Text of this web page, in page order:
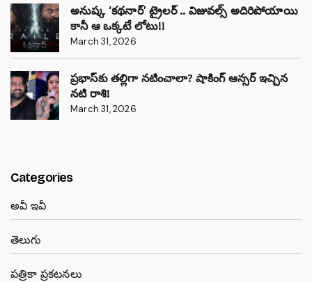
అనుష్క ‘కథనార్’ ట్రైలర్ .. విజువల్స్ అదిరిపోయాయి
కానీ ఆ ఒక్కటే లోటు!!
March 31, 2026
ప్రభాస్‌కు తల్లిగా నటించాలా? షాకింగ్ ఆన్సర్ ఇచ్చిన
నటి రాశి!
March 31, 2026
Categories
అవీ ఇవీ
తెలుగు
పత్రికా ప్రకటనలు